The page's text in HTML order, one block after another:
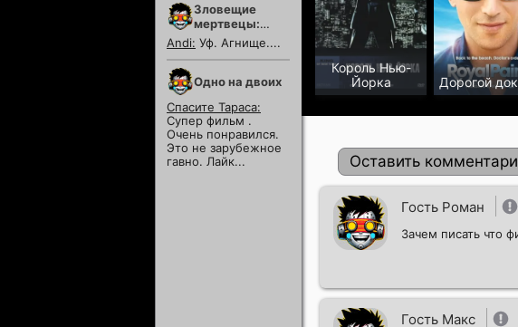
Король Нью-
Йорка
Дорогой
Оставить
Гость Роман
Зачем писать что
Гость Макс
Зловещие
мертвецы:
Пекло
Andi: Уф. Агнище....
Одно на двоих
Спасите Тараса:
Супер фильм .
Очень понравился.
Это не зарубежное
гавно. Лайк...